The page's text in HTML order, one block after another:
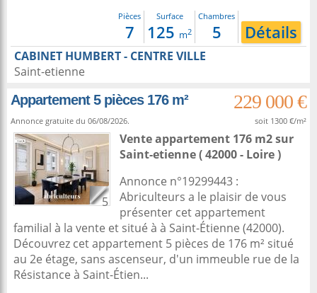
Pièces
7
Surface
125 m2
Chambres
5 Détails
CABINET HUMBERT - CENTRE VILLE
Saint-etienne
Appartement 5 pièces 176 m²
229 000 €
Annonce gratuite du 06/08/2026. soit 1300 €/m²
5
Vente appartement 176 m2sur
Saint-etienne( 42000 - Loire )
Annonce n°19299443 :
Abriculteurs a le plaisir de vous
présenter cet appartement
familial à la vente et situé à à Saint-Étienne (42000).
Découvrez cet appartement 5 pièces de 176 m² situé
au 2e étage, sans ascenseur, d'un immeuble rue de la
Résistance à Saint-Étien...